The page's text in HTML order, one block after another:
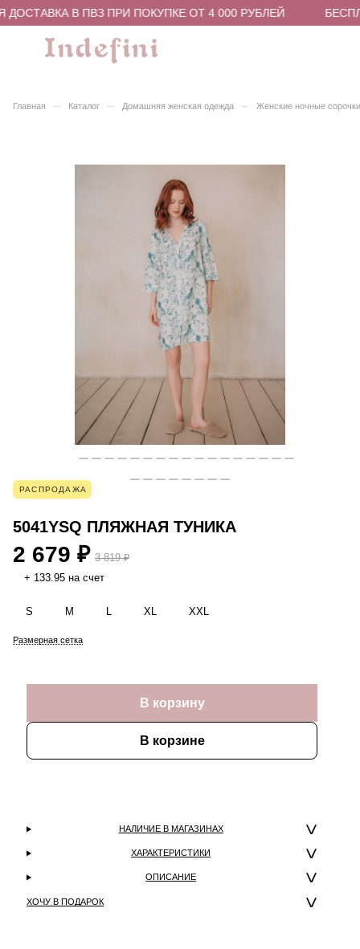
В ПВЗ ПРИ ПОКУПКЕ ОТ 4 000 РУБЛЕЙ
Главная – Каталог – Домашняя женская одежда – Женские ночные
РАСПРОДАЖА
5041YSQ ПЛЯЖНАЯ ТУНИКА
2 679 ₽ 3 819 ₽
+ 133.95 на счет
S M L XL XXL
Размерная сетка
В корзину
В корзине
НАЛИЧИЕ В МАГАЗИНАХ
ХАРАКТЕРИСТИКИ
ОПИСАНИЕ
ХОЧУ В ПОДАРОК